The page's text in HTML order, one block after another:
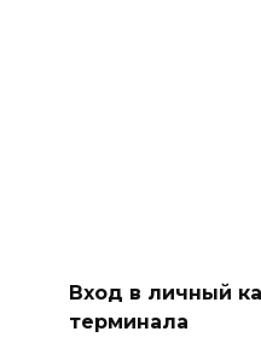
Вход в личный
терминала